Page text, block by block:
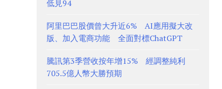
低見94
阿里巴巴股價曾大升近6% AI應用擬大改
版、加入電商功能 全面對標ChatGPT
騰訊第3季營收按年增15% 經調整純利
705.5億人幣大勝預期